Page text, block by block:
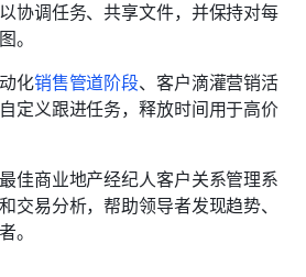
协调任务、共享文件，并保持对每
。
化销售管道阶段、客户滴灌营销活
定义跟进任务，释放时间用于高价
佳商业地产经纪人客户关系管理系
交易分析，帮助领导者发现趋势、
。